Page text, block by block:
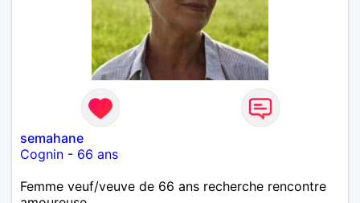
semahane
Cognin - 66 ans
Femme veuf/veuve de 66 ans recherche rencontre